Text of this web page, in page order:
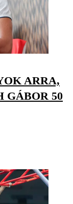
ARRA,
GÁBOR 50